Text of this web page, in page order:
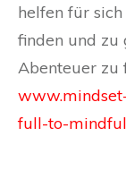
helfen für
finden und zu
Abenteuer zu
full-to-